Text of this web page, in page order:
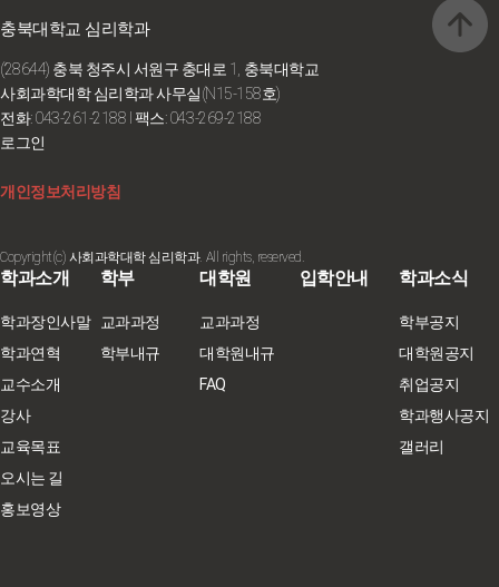
충북대학교 심리학과
(28644) 충북 청주시 서원구 충대로 1, 충북대학교
사회과학대학 심리학과 사무실(N15-158호)
전화: 043-261-2188 I 팩스: 043-269-2188
로그인
개인정보처리방침
Copyright(c) 사회과학대학 심리학과. All rights, reserved.
학과소개
학과장인사말
학과연혁
교수소개
강사
교육목표
오시는 길
홍보영상
학부
교과과정
학부내규
대학원
교과과정
대학원내규
FAQ
입학안내 학과소식
학부공지
대학원공지
취업공지
학과행사공지
갤러리